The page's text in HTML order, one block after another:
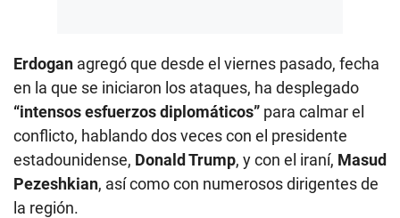
Erdogan agregó que desde el viernes pasado, fecha
en la que se iniciaron los ataques, ha desplegado
“intensos esfuerzos diplomáticos” para calmar el
conflicto, hablando dos veces con el presidente
estadounidense, Donald Trump, y con el iraní, Masud
Pezeshkian, así como con numerosos dirigentes de
la región.